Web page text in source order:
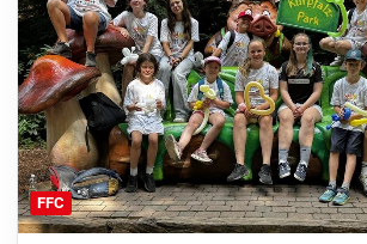
FFC